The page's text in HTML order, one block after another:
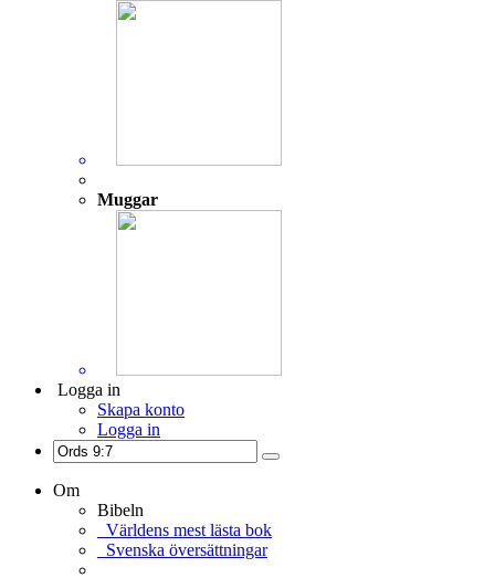
Muggar
Logga in
Skapa konto
Logga in
Om
Bibeln
Världens mest lästa bok
Svenska översättningar